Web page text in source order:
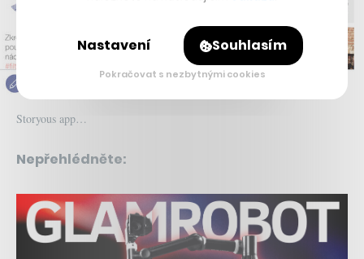
Storyous app…
Nepřehlédněte:
Nastavení Souhlasím
Pokračovat s nezbytnými cookies